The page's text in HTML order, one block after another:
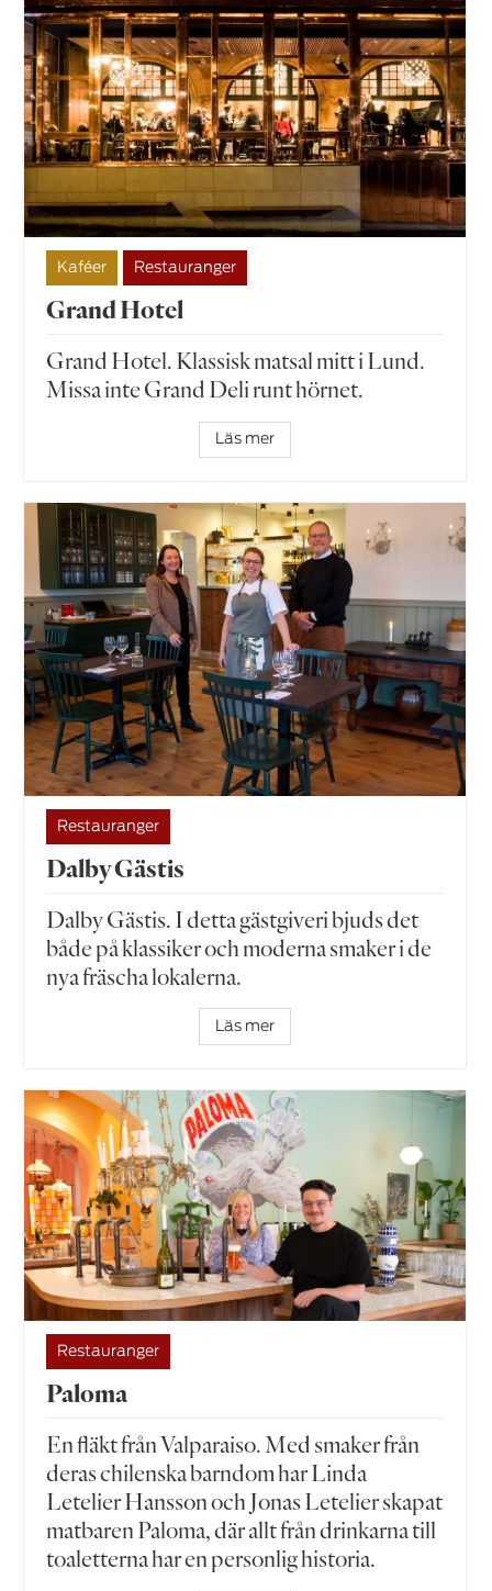
Kaféer Restauranger
Grand Hotel
Grand Hotel. Klassisk matsal mitt i Lund.
Missa inte Grand Deli runt hörnet.
Läs mer
Restauranger
Dalby Gästis
Dalby Gästis. I detta gästgiveri bjuds det
både på klassiker och moderna smaker i de
nya fräscha lokalerna.
Läs mer
Restauranger
Paloma
En fläkt från Valparaiso. Med smaker från
deras chilenska barndom har Linda
Letelier Hansson och Jonas Letelier skapat
matbaren Paloma, där allt från drinkarna till
toaletterna har en personlig historia.